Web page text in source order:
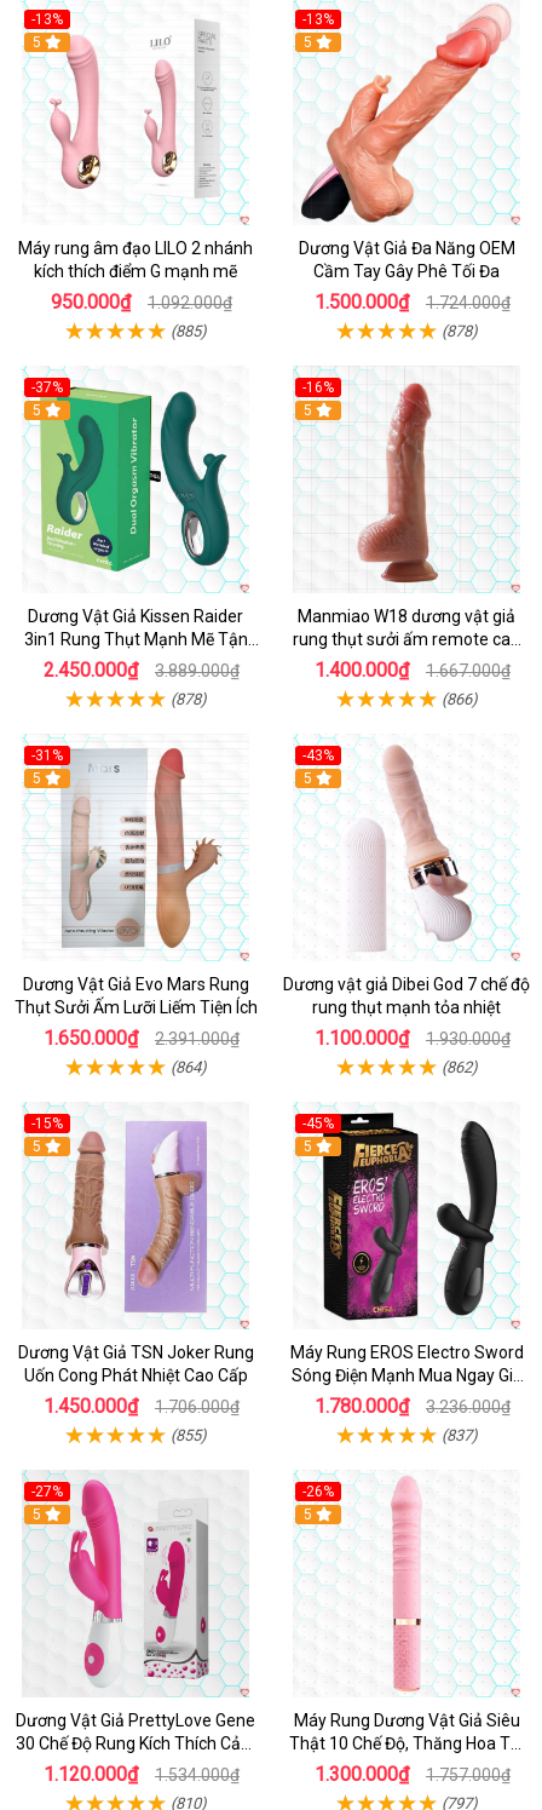
-13%
Hot
5
Máy rung âm đạo LILO 2 nhánh
kích thích điểm G mạnh mẽ
950.000₫ 1.092.000₫
(885)
-13%
Hot
5
Dương Vật Giả Đa Năng OEM
Cầm Tay Gây Phê Tối Đa
1.500.000₫ 1.724.000₫
(878)
-37%
Hot
5
Dương Vật Giả Kissen Raider
3in1 Rung Thụt Mạnh Mẽ Tận
Hưởng
2.450.000₫ 3.889.000₫
(878)
-16%
Hot
5
Manmiao W18 dương vật giả
rung thụt sưởi ấm remote cao
cấp
1.400.000₫ 1.667.000₫
(866)
-31%
5
Dương Vật Giả Evo Mars Rung
Thụt Sưởi Ấm Lưỡi Liếm Tiện Ích
1.650.000₫ 2.391.000₫
(864)
-43%
Hot
5
Dương vật giả Dibei God 7 chế độ
rung thụt mạnh tỏa nhiệt
1.100.000₫ 1.930.000₫
(862)
-15%
5
Dương Vật Giả TSN Joker Rung
Uốn Cong Phát Nhiệt Cao Cấp
1.450.000₫ 1.706.000₫
(855)
-45%
5
Máy Rung EROS Electro Sword
Sóng Điện Mạnh Mua Ngay Giá
Tốt
1.780.000₫ 3.236.000₫
(837)
-27%
Hot
5
Dương Vật Giả PrettyLove Gene
30 Chế Độ Rung Kích Thích Cảm
Biến Âm Thanh
1.120.000₫ 1.534.000₫
(810)
-26%
Hot
5
Máy Rung Dương Vật Giả Siêu
Thật 10 Chế Độ, Thăng Hoa Tối
Ưu
1.300.000₫ 1.757.000₫
(797)